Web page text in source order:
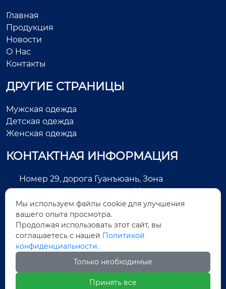
Главная
Продукция
Новости
О Нас
Контакты
ДРУГИЕ СТРАНИЦЫ
Мужская одежда
Детская одежда
Женская одежда
КОНТАКТНАЯ ИНФОРМАЦИЯ
Номер 29, дорога Гуанъюань, Зона
экономического развития, Цзиньцзян, город
Цюаньчжоу, провинция Фуцзянь, Китай
+86-13505025552
Legas@aoxing.com.cn
+8613505025552
Мы используем файлы cookie для улучшения
вашего опыта просмотра.
Продолжая использовать этот сайт, вы
соглашаетесь с нашей Политикой
конфиденциальности.
Только необходимые
Принять все